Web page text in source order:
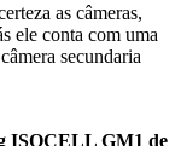
as câmeras,
ele conta com uma
secundaria
ISOCELL GM1 de